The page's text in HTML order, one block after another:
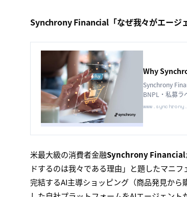
Synchrony Financial「なぜ我々がエージ
Why
Synchrony
BNPL・私募ラ
しています。
米最大級の消費者金融Synchrony Financial
ドするのは我々である理由」と題したマニ
完結するAI主導ショッピング（商品発見か